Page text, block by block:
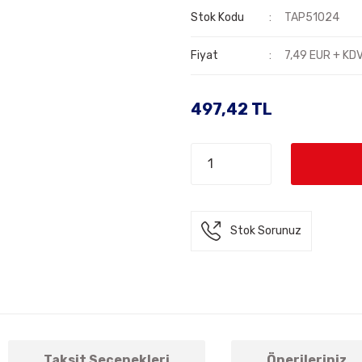
Stok Kodu TAP51024
Fiyat 7,49 EUR +
497,42 TL
Stok Sorunuz